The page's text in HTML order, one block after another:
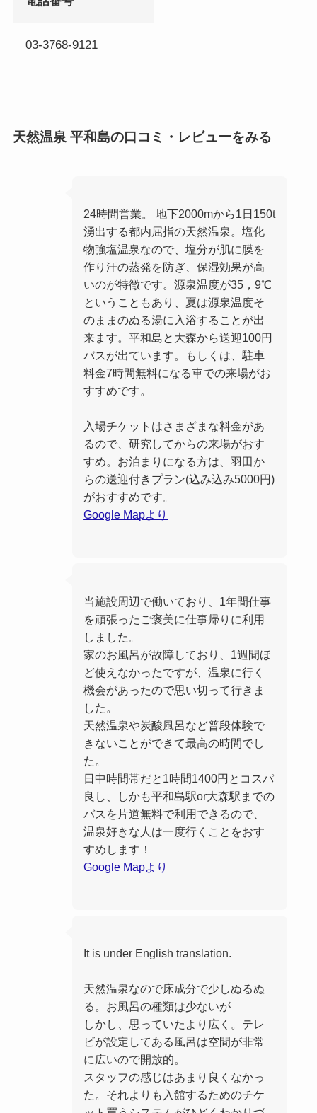
03-3768-9121
天然温泉 平和島の口コミ・レビューをみる
24時間営業。 地下2000mから1日150t
湧出する都内屈指の天然温泉。塩化
物強塩温泉なので、塩分が肌に膜を
作り汗の蒸発を防ぎ、保湿効果が高
いのが特徴です。源泉温度が35，9℃
ということもあり、夏は源泉温度そ
のままのぬる湯に入浴することが出
来ます。平和島と大森から送迎100円
バスが出ています。もしくは、駐車
料金7時間無料になる車での来場がお
すすめです。
入場チケットはさまざまな料金があ
るので、研究してからの来場がおす
すめ。お泊まりになる方は、羽田か
らの送迎付きプラン(込み込み5000円)
がおすすめです。
Google Mapより
当施設周辺で働いており、1年間仕事
を頑張ったご褒美に仕事帰りに利用
しました。
家のお風呂が故障しており、1週間ほ
ど使えなかったですが、温泉に行く
機会があったので思い切って行きま
した。
天然温泉や炭酸風呂など普段体験で
きないことができて最高の時間でし
た。
日中時間帯だと1時間1400円とコスパ
良し、しかも平和島駅or大森駅までの
バスを片道無料で利用できるので、
温泉好きな人は一度行くことをおす
すめします！
Google Mapより
It is under English translation.
天然温泉なので床成分で少しぬるぬ
る。お風呂の種類は少ないが
しかし、思っていたより広く。テレ
ビが設定してある風呂は空間が非常
に広いので開放的。
スタッフの感じはあまり良くなかっ
た。それよりも入館するためのチケ